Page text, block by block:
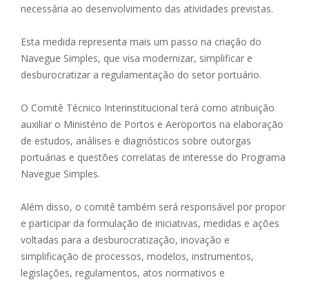
necessária ao desenvolvimento das atividades previstas.
Esta medida representa mais um passo na criação do
Navegue Simples, que visa modernizar, simplificar e
desburocratizar a regulamentação do setor portuário.
O Comitê Técnico Interinstitucional terá como atribuição
auxiliar o Ministério de Portos e Aeroportos na elaboração
de estudos, análises e diagnósticos sobre outorgas
portuárias e questões correlatas de interesse do Programa
Navegue Simples.
Além disso, o comitê também será responsável por propor
e participar da formulação de iniciativas, medidas e ações
voltadas para a desburocratização, inovação e
simplificação de processos, modelos, instrumentos,
legislações, regulamentos, atos normativos e